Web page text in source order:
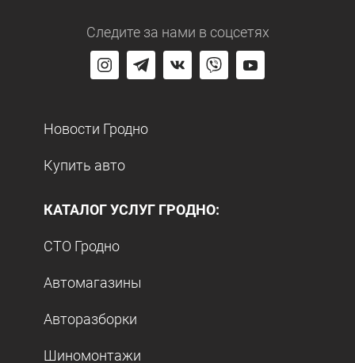
Следите за нами в соцсетях
Новости Гродно
Купить авто
КАТАЛОГ УСЛУГ ГРОДНО:
СТО Гродно
Автомагазины
Авторазборки
Шиномонтажи